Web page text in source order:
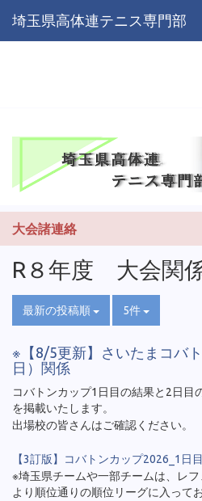
埼玉県高体連テニス専門部
大会諸連絡
R８年度 大会関
最新の投稿順 5件
※【8/5更新】さいたまコバ
日）関係
コバトンカップ1日目の結果と2日目
を掲載いたします。
出場校の皆さんはご確認ください。
【3訂版】コバトンカップ2026_1日
※埼玉県チームや一部チームは、レ
より順位通りの順位リーグに入って